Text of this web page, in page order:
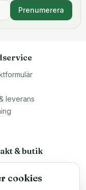
Prenumerera
leverans
& butik
Sverige
cookies